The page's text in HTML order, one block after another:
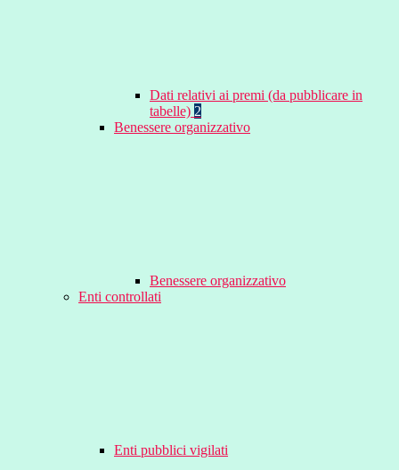
Dati relativi ai premi (da pubblicare in
tabelle) 2
Benessere organizzativo
Benessere organizzativo
Enti controllati
Enti pubblici vigilati